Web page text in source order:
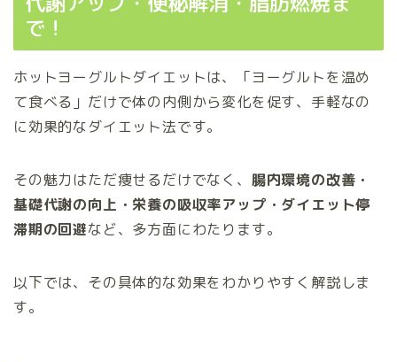
で！
ホットヨーグルトダイエットは、「ヨーグルトを温め
て食べる」だけで体の内側から変化を促す、手軽なの
に効果的なダイエット法です。
その魅力はただ痩せるだけでなく、 腸内環境の改善・
基礎代謝の向上・栄養の吸収率アップ・ダイエット停
滞期の回避など、多方面にわたります。
以下では、その具体的な効果をわかりやすく解説しま
す。